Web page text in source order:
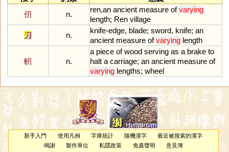
仞
n.
ren,an ancient measure of varying
length; Ren village
刃
n.
knife-edge, blade; sword, knife; an
ancient measure of varying length
軔 n.
a piece of wood serving as a brake to
halt a carriage; an ancient measure of
varying lengths; wheel
新手入門 使用凡例 字庫統計 隨機漢字
最近被搜索的漢字
鳴謝
製作單位 私隱政策 免責聲明 意見簿